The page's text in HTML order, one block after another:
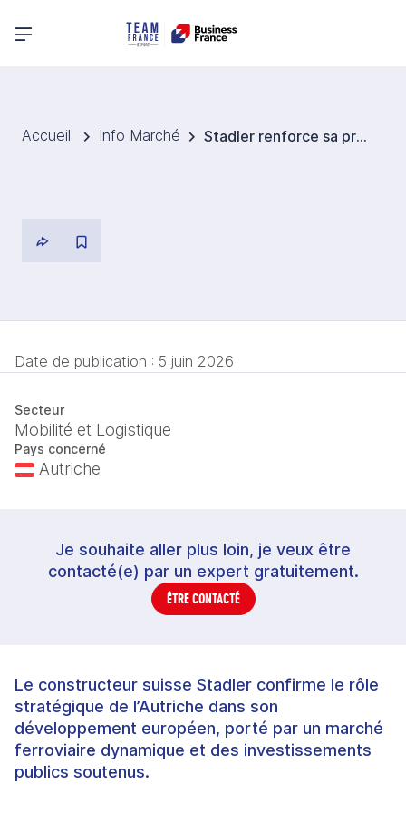
Menu principal
Accueil Info Marché Stadler renforce sa présence ferroviaire en Autriche
Date de publication : 5 juin 2026
Secteur
Mobilité et Logistique
Pays concerné
Autriche
Je souhaite aller plus loin, je veux être
contacté(e) par un expert gratuitement.
ÊTRE CONTACTÉ
Le constructeur suisse Stadler confirme le rôle
stratégique de l’Autriche dans son
développement européen, porté par un marché
ferroviaire dynamique et des investissements
publics soutenus.